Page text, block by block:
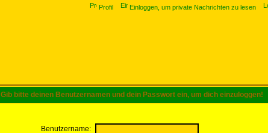
Profil
Einloggen, um private Nachrichten zu lesen
Gib bitte deinen Benutzernamen und dein Passwort ein, um dich einzuloggen!
Benutzername: